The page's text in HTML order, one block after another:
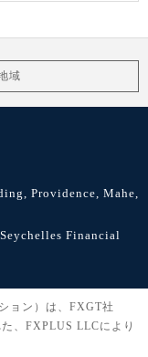
域
Providence, Mahe,
Financial
ョン）は、FXGT社
、FXPLUS LLCにより